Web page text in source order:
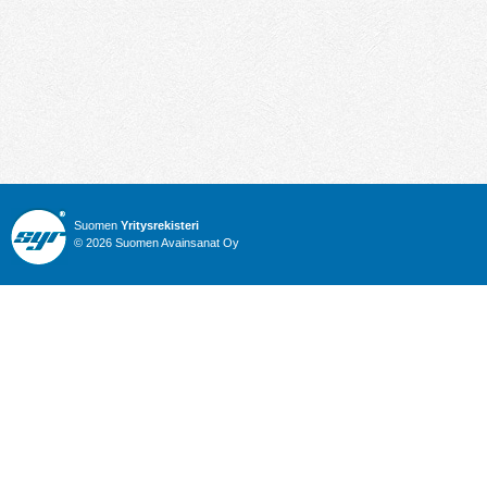
Suomen Yritysrekisteri
© 2026 Suomen Avainsanat Oy